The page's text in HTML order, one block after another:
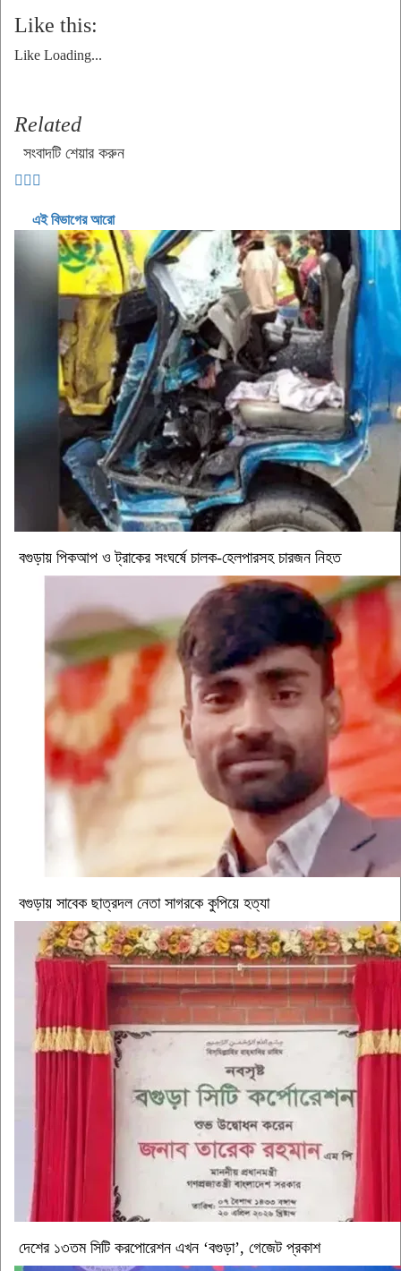
Like this:
Like Loading...
Related
সংবাদটি শেয়ার করুন
এই বিভাগের আরো
বগুড়ায় পিকআপ ও ট্রাকের সংঘর্ষে চালক-হেলপারসহ চারজন নিহত
বগুড়ায় সাবেক ছাত্রদল নেতা সাগরকে কুপিয়ে হত্যা
দেশের ১৩তম সিটি করপোরেশন এখন ‘বগুড়া’, গেজেট প্রকাশ